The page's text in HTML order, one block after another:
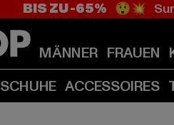
BIS ZU -65% 😲💥
MÄNNER FRAUEN
SCHUHE ACCESSOIRES